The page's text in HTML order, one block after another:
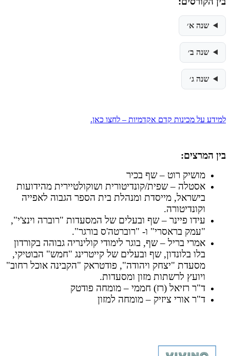
שנה א׳
שנה ב׳
שנה ג׳
למידע על מכינות קדם אקדמיות – לחצו כאן.
בין המרצים:
מושיק רוט – שף בכיר
אסטלה – שפית/קונדיטורית ושוקולטיירית מהידועות
בישראל, מייסדת ומנהלת בית הספר הגבוה לאפייה
וקונדיטורה.
עידו פיינר – שף ובעלים של המסעדות "רוברה וינצ'י",
"עמק בראסרי" ו- "רוברטה'ס בורגר".
אמרי בריל – שף, בוגר לימודי קולינריה גבוהה בקורדון
בלו בלונדון, שף ובעלים של קייטרינג "חמש" הבוטיקי,
מסעדת "יצחק ויהודה", פודטראק "הקבינה אוכל רחוב"
ויועץ לרשתות מזון ומסעדות.
ד"ר רזיאל (רז) חממי – מומחה פודטק
ד"ר אורי ציזיק – מומחה למזון